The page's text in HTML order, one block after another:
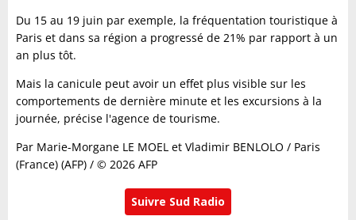
Du 15 au 19 juin par exemple, la fréquentation touristique à
Paris et dans sa région a progressé de 21% par rapport à un
an plus tôt.
Mais la canicule peut avoir un effet plus visible sur les
comportements de dernière minute et les excursions à la
journée, précise l'agence de tourisme.
Par Marie-Morgane LE MOEL et Vladimir BENLOLO / Paris
(France) (AFP) / © 2026 AFP
Suivre Sud Radio